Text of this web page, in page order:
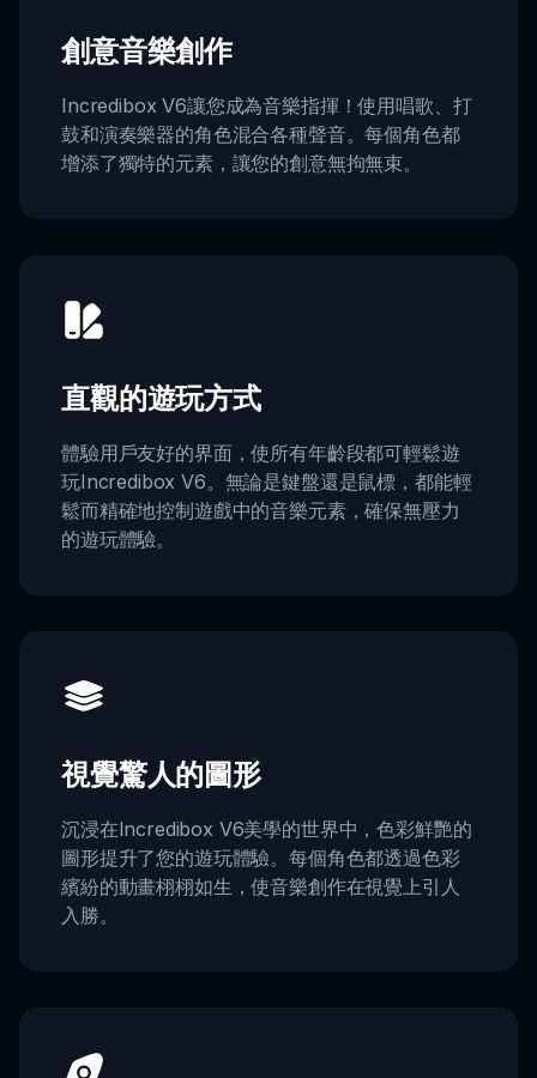
創意音樂創作
Incredibox V6讓您成為音樂指揮！使用唱歌、打
鼓和演奏樂器的角色混合各種聲音。每個角色都
增添了獨特的元素，讓您的創意無拘無束。
直觀的遊玩方式
體驗用戶友好的界面，使所有年齡段都可輕鬆遊
玩Incredibox V6。無論是鍵盤還是鼠標，都能輕
鬆而精確地控制遊戲中的音樂元素，確保無壓力
的遊玩體驗。
視覺驚人的圖形
沉浸在Incredibox V6美學的世界中，色彩鮮艷的
圖形提升了您的遊玩體驗。每個角色都透過色彩
繽紛的動畫栩栩如生，使音樂創作在視覺上引人
入勝。